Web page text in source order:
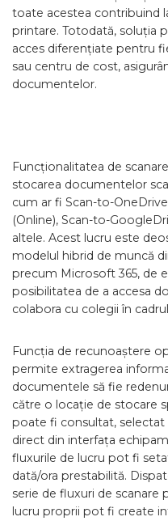
toate acestea contribuind
printare. Totodată, soluția
acces diferențiate pentru
sau centru de cost,
documentelor.
Funcționalitatea de
stocarea documentelor
cum ar fi Scan-to-
(Online), Scan-to-
altele. Acest lucru este
modelul hibrid de muncă
precum Microsoft 365, de
posibilitatea de a accesa
colabora cu colegii în
Funcția de recunoaștere
permite extragerea
documentele să fie
către o locație de stocare
poate fi consultat,
direct din interfața
fluxurile de lucru pot fi
dată/ora prestabilită.
serie de fluxuri de scanare
lucru proprii pot fi create